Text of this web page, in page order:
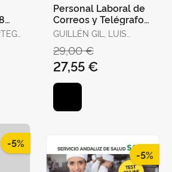
Personal Laboral de
Correos y Telégrafos.
Temario Volumen 1
GUILLÉN GIL, LUIS
DE CATALUNYA /
GUILLEN DIAZ,
LOURDES ALEJANDRA
29,00 €
27,55 €
-5%
-5%